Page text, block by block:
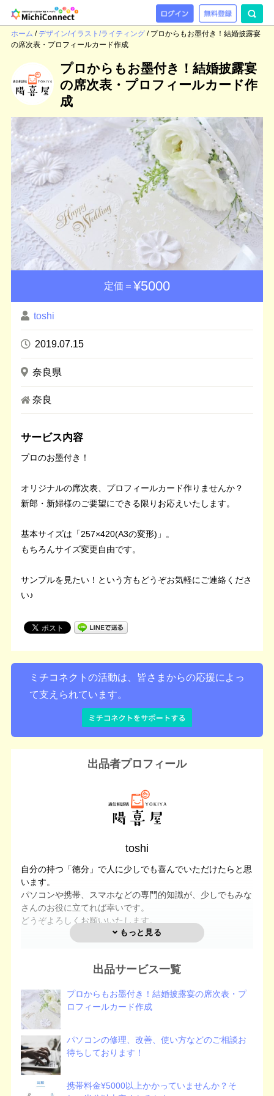
ホーム /デザイン/イラスト/ライティング/ プロからもお墨付き！結婚披露宴
の席次表・プロフィールカード作成
プロからもお墨付き！結婚披露宴
の席次表・プロフィールカード作
成
定価＝ ¥5000
toshi
2019.07.15
奈良県
奈良
サービス内容
プロのお墨付き！
オリジナルの席次表、プロフィールカード作りませんか？
新郎・新婦様のご要望にできる限りお応えいたします。
基本サイズは「257×420(A3の変形)」。
もちろんサイズ変更自由です。
サンプルを見たい！という方もどうぞお気軽にご連絡くださ
い♪
ミチコネクトの活動は、皆さまからの応援によっ
て支えられています。
出品者プロフィール
toshi
自分の持つ「徳分」で人に少しでも喜んでいただけたらと思
います。
パソコンや携帯、スマホなどの専門的知識が、少しでもみな
さんのお役に立てれば幸いです。
どうぞよろしくお願いいたします。
出品サービス一覧
プロからもお墨付き！結婚披露宴の席次表・プ
ロフィールカード作成
パソコンの修理、改善、使い方などのご相談お
待ちしております！
携帯料金¥5000以上かかっていませんか？そ